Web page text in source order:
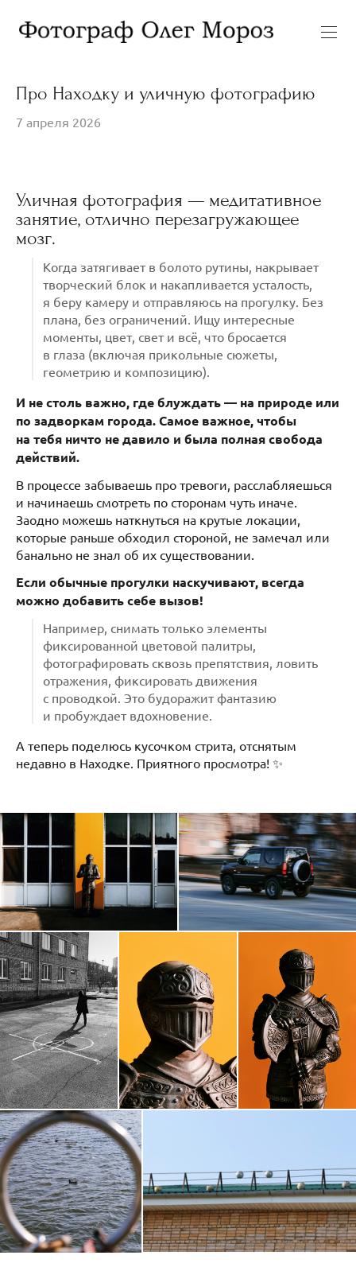
Про Находку и уличную фотографию
7 апреля 2026
Уличная фотография — медитативное
занятие, отлично перезагружающее
мозг.
Когда затягивает в болото рутины, накрывает
творческий блок и накапливается усталость,
я беру камеру и отправляюсь на прогулку. Без
плана, без ограничений. Ищу интересные
моменты, цвет, свет и всё, что бросается
в глаза (включая прикольные сюжеты,
геометрию и композицию).
И не столь важно, где блуждать — на природе или
по задворкам города. Самое важное, чтобы
на тебя ничто не давило и была полная свобода
действий.
В процессе забываешь про тревоги, расслабляешься
и начинаешь смотреть по сторонам чуть иначе.
Заодно можешь наткнуться на крутые локации,
которые раньше обходил стороной, не замечал или
банально не знал об их существовании.
Если обычные прогулки наскучивают, всегда
можно добавить себе вызов!
Например, снимать только элементы
фиксированной цветовой палитры,
фотографировать сквозь препятствия, ловить
отражения, фиксировать движения
с проводкой. Это будоражит фантазию
и пробуждает вдохновение.
А теперь поделюсь кусочком стрита, отснятым
недавно в Находке. Приятного просмотра! ✨